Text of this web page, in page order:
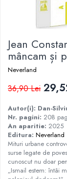
Istorie/Critica
Jurnale/Memorii
Manuale
Medicină
Poezie
Proză
Psihologie
Sociologie
Spiritualitate/
Jean
mâncam și
Neverland
36,90 Lei
Autor(i): Dan-
Nr. pagini: 208
An aparitie: 2025
Editura: Neverland
Mituri urbane
surse legate de
cunoscut nu doar
„Ismail estem: întâi